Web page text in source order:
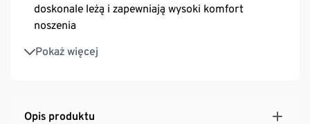
doskonale leżą i zapewniają wysoki komfort
noszenia
Pokaż więcej
Okrągłe wycięcie pod szyją
Opis produktu